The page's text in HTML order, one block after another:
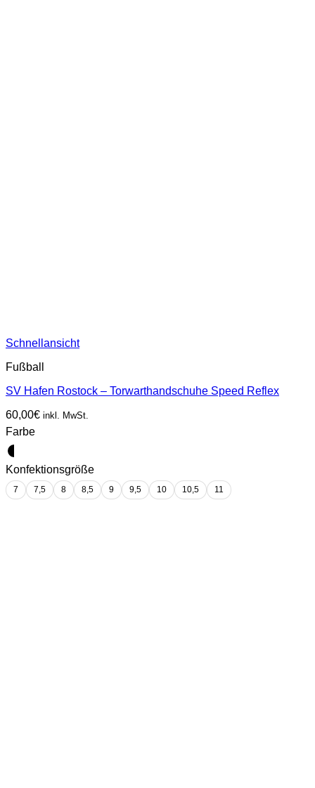
Schnellansicht
Fußball
SV Hafen Rostock – Torwarthandschuhe Speed Reflex
60,00€ inkl. MwSt.
Farbe
Konfektionsgröße
7 7,5 8 8,5 9 9,5 10 10,5 11